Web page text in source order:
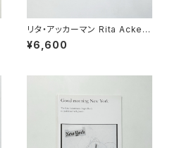
リタ・アッカーマン Rita Acker
mann / アンドロ・ウェクア And
ro Wekua | Noniggaho / Ch
¥6,600